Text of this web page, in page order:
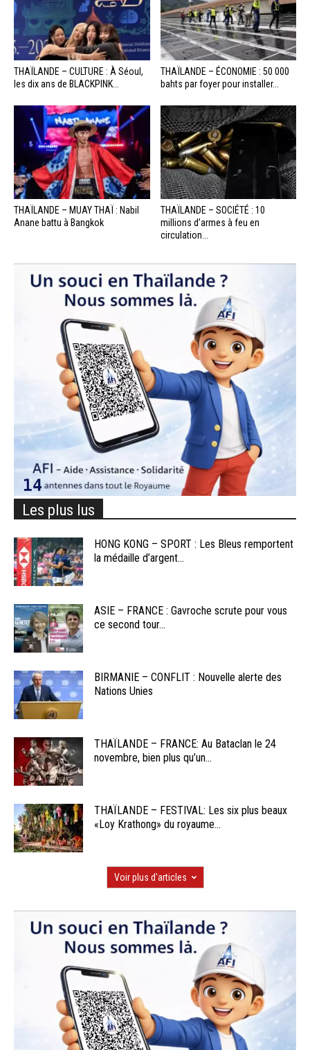
THAÏLANDE – CULTURE : À Séoul,
les dix ans de BLACKPINK...
THAÏLANDE – ÉCONOMIE : 50 000
bahts par foyer pour installer...
THAÏLANDE – MUAY THAÏ : Nabil
Anane battu à Bangkok
THAÏLANDE – SOCIÉTÉ : 10
millions d’armes à feu en
circulation...
Les plus lus
HONG KONG – SPORT : Les Bleus remportent
la médaille d’argent...
ASIE – FRANCE : Gavroche scrute pour vous
ce second tour...
BIRMANIE – CONFLIT : Nouvelle alerte des
Nations Unies
THAÏLANDE – FRANCE: Au Bataclan le 24
novembre, bien plus qu’un...
THAÏLANDE – FESTIVAL: Les six plus beaux
«Loy Krathong» du royaume...
Voir plus d'articles